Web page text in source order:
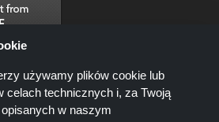
używamy plików cookie lub
celach technicznych i, za Twoją
w naszym